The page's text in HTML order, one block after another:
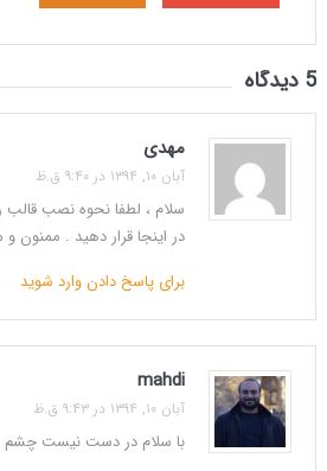
5 دیدگاه
مهدی
آبان ۱۰, ۱۳۹۴ در ۹:۴۰ ق.ظ
سلام ، لطفا نحوه نصب قالب
در اینجا قرار دهید . ممنون و
برای پاسخ دادن وارد شوید
mahdi
آبان ۱۰, ۱۳۹۴ در ۹:۴۳ ق.ظ
با سلام در دست نیست چشم